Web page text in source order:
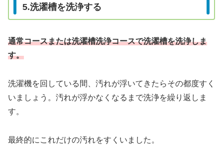
5.洗濯槽を洗浄する
通常コースまたは洗濯槽洗浄コースで洗濯槽を洗浄しま
す。
洗濯機を回している間、汚れが浮いてきたらその都度すく
いましょう。汚れが浮かなくなるまで洗浄を繰り返しま
す。
最終的にこれだけの汚れをすくいました。